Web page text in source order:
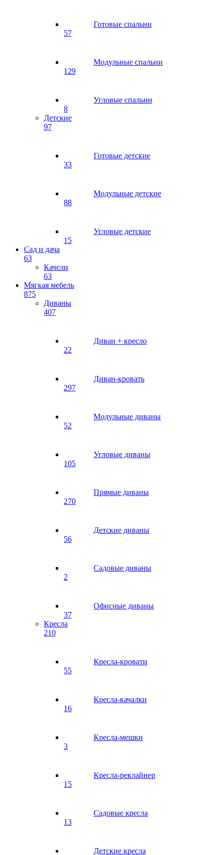
Готовые спальни
57
Модульные спальни
129
Угловые спальни
8
Детские
97
Готовые детские
33
Модульные детские
88
Угловые детские
15
Сад и дача
63
Качели
63
Мягкая мебель
875
Диваны
407
Диван + кресло
22
Диван-кровать
297
Модульные диваны
52
Угловые диваны
105
Прямые диваны
270
Детские диваны
56
Садовые диваны
2
Офисные диваны
37
Кресла
210
Кресла-кровати
55
Кресла-качалки
16
Кресла-мешки
3
Кресла-реклайнер
15
Садовые кресла
13
Детские кресла